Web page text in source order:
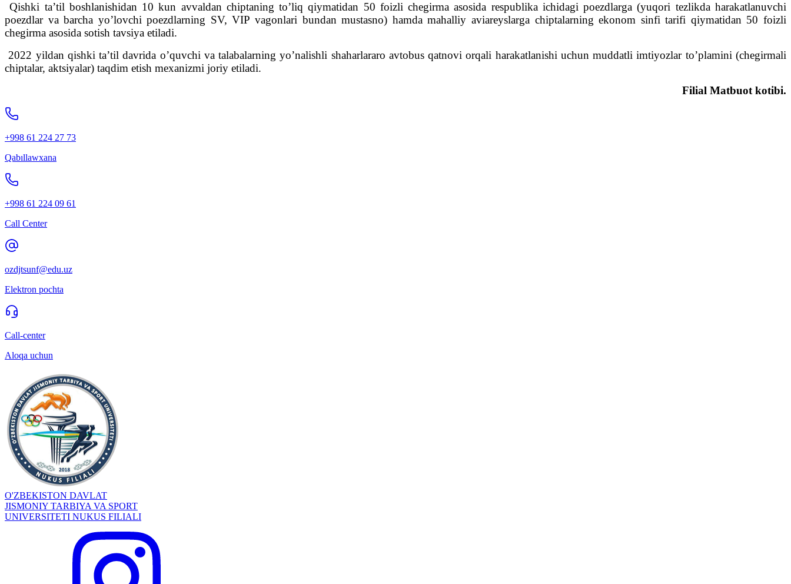
Qishki ta’til boshlanishidan 10 kun avvaldan chiptaning to’liq qiymatidan 50 foizli chegirma asosida respublika ichidagi poezdlarga (yuqori tezlikda harakatlanuvchi
poezdlar va barcha yo’lovchi poezdlarning SV, VIP vagonlari bundan mustasno) hamda mahalliy aviareyslarga chiptalarning ekonom sinfi tarifi qiymatidan 50 foizli
chegirma asosida sotish tavsiya etiladi.
2022 yildan qishki ta’til davrida o’quvchi va talabalarning yo’nalishli shaharlararo avtobus qatnovi orqali harakatlanishi uchun muddatli imtiyozlar to’plamini (chegirmali
chiptalar, aktsiyalar) taqdim etish mexanizmi joriy etiladi.
Filial Matbuot kotibi.
+998 61 224 27 73
Qabıllawxana
+998 61 224 09 61
Call Center
ozdjtsunf@edu.uz
Elektron pochta
Call-center
Aloqa uchun
O'ZBEKISTON DAVLAT
JISMONIY TARBIYA VA SPORT
UNIVERSITETI NUKUS FILIALI